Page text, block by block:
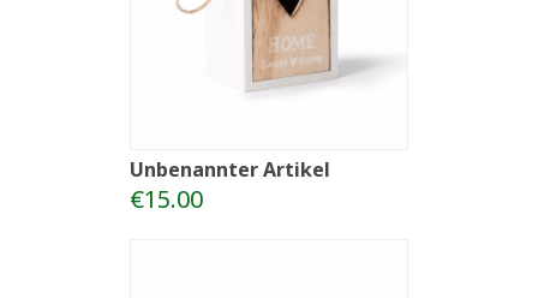
Unbenannter Artikel
€15.00